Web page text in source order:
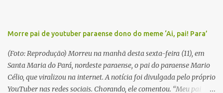
Morre pai de youtuber paraense dono do meme ‘Ai, pai! Para’
(Foto: Reprodução) Morreu na manhã desta sexta-feira (11), em
Santa Maria do Pará, nordeste paraense, o pai do paraense Mario
Célio, que viralizou na internet. A notícia foi divulgada pelo próprio
YouTuber nas redes sociais. Chorando, ele comentou. “Meu pai